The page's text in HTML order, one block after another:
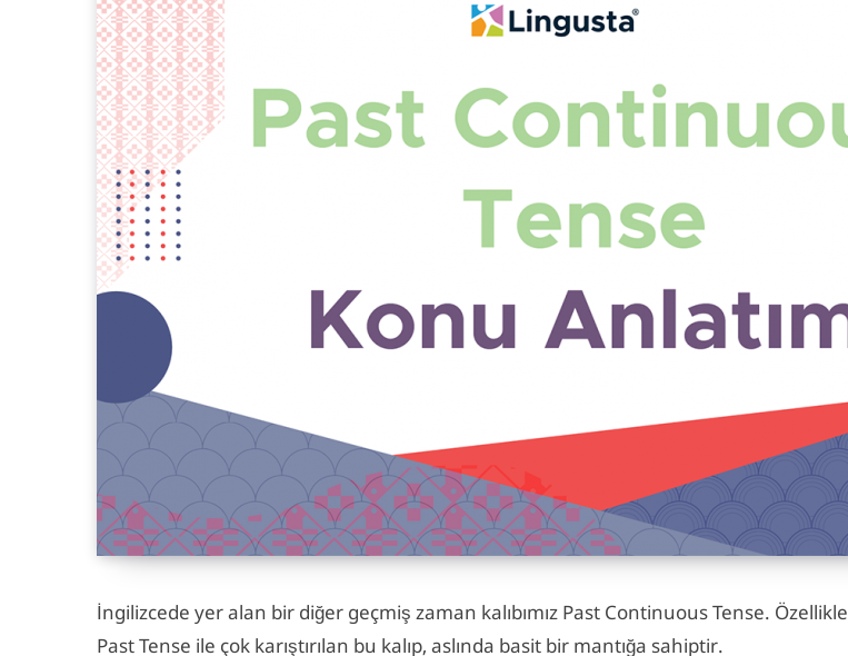
İngilizcede yer alan bir diğer geçmiş zaman kalıbımız Past Continuous Tense. Özellikle
Past Tense ile çok karıştırılan bu kalıp, aslında basit bir mantığa sahiptir.